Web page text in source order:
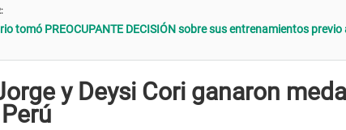
tomó PREOCUPANTE DECISIÓN sobre sus entrenamientos previo
y Deysi Cori ganaron